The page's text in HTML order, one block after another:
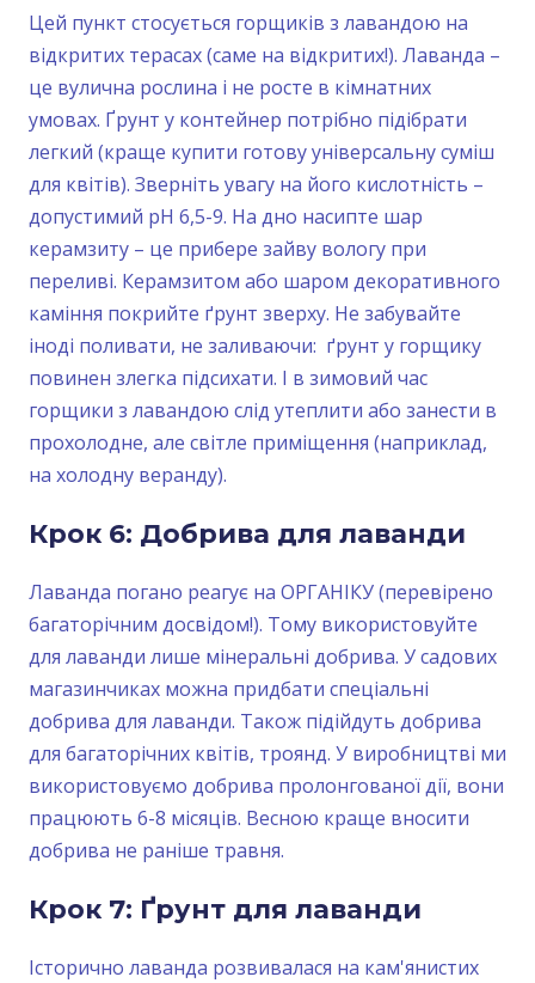
Цей пункт стосується горщиків з лавандою на
відкритих терасах (саме на відкритих!). Лаванда –
це вулична рослина і не росте в кімнатних
умовах. Ґрунт у контейнер потрібно підібрати
легкий (краще купити готову універсальну суміш
для квітів). Зверніть увагу на його кислотність –
допустимий рН 6,5-9. На дно насипте шар
керамзиту – це прибере зайву вологу при
переливі. Керамзитом або шаром декоративного
каміння покрийте ґрунт зверху. Не забувайте
іноді поливати, не заливаючи: ґрунт у горщику
повинен злегка підсихати. І в зимовий час
горщики з лавандою слід утеплити або занести в
прохолодне, але світле приміщення (наприклад,
на холодну веранду).
Крок 6: Добрива для лаванди
Лаванда погано реагує на ОРГАНІКУ (перевірено
багаторічним досвідом!). Тому використовуйте
для лаванди лише мінеральні добрива. У садових
магазинчиках можна придбати спеціальні
добрива для лаванди. Також підійдуть добрива
для багаторічних квітів, троянд. У виробництві ми
використовуємо добрива пролонгованої дії, вони
працюють 6-8 місяців. Весною краще вносити
добрива не раніше травня.
Крок 7: Ґрунт для лаванди
Історично лаванда розвивалася на кам'янистих